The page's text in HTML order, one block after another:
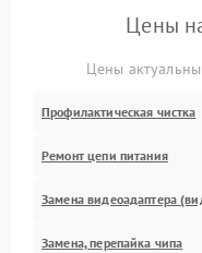
Цены
Цены
Профилактическая чистка
Ремонт цепи питания
Замена видеоадаптера
Замена, перепайка чипа